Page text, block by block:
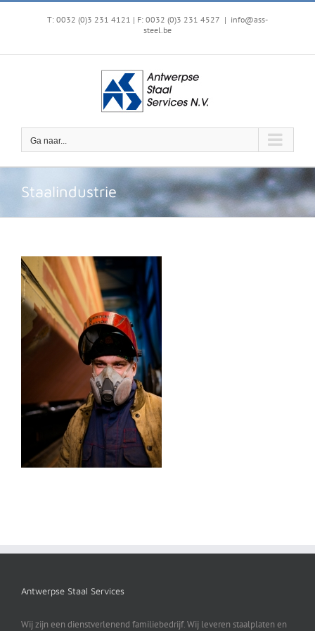
Ga
T: 0032 (0)3 231 4121 | F: 0032 (0)3 231 4527 | info@ass-
steel.be
Ga naar...
Staalindustrie
Antwerpse Staal Services
Wij zijn een dienstverlenend familiebedrijf. Wij leveren staalplaten en